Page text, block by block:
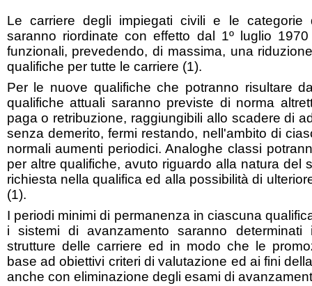
Le carriere degli impiegati civili e le categorie
saranno riordinate con effetto dal 1º luglio
funzionali, prevedendo, di massima, una
qualifiche per tutte le carriere (1).
Per le nuove qualifiche che potranno risultare
qualifiche attuali saranno previste di norma
paga o retribuzione, raggiungibili allo scadere di
senza demerito, fermi restando, nell'ambito di
normali aumenti periodici. Analoghe classi
per altre qualifiche, avuto riguardo alla natura del
richiesta nella qualifica ed alla possibilità di
(1).
I periodi minimi di permanenza in ciascuna
i sistemi di avanzamento saranno
strutture delle carriere ed in modo che le
base ad obiettivi criteri di valutazione ed ai fini
anche con eliminazione degli esami di